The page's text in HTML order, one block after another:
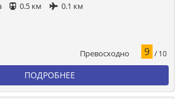
0.5 км
0.1 км
Превосходно 9 / 10
ПОДРОБНЕЕ